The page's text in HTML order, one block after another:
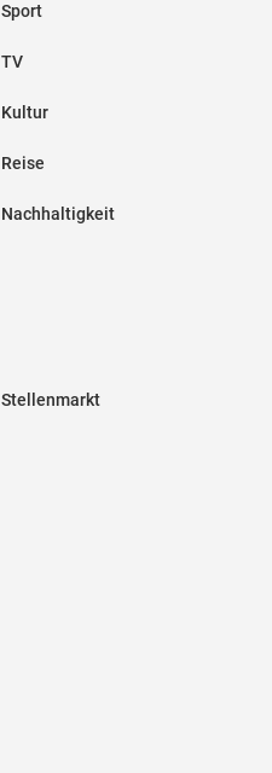
Sport
TV
Kultur
Reise
Nachhaltigkeit
Stellenmarkt